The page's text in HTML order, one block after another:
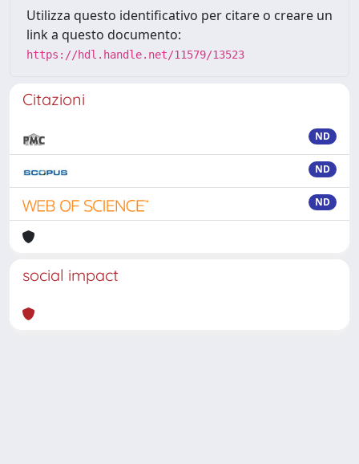
Utilizza questo identificativo per citare o creare un
link a questo documento:
https://hdl.handle.net/11579/13523
Citazioni
ND
ND
ND
social impact